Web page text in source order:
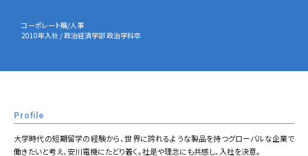
コーポレート職/人事
2010年入社 / 政治経済学部 政治学科卒
Profile
大学時代の短期留学の経験から、世界に誇れるような製品を持つグローバルな企業で
働きたいと考え、安川電機にたどり着く。社是や理念にも共感し、入社を決意。